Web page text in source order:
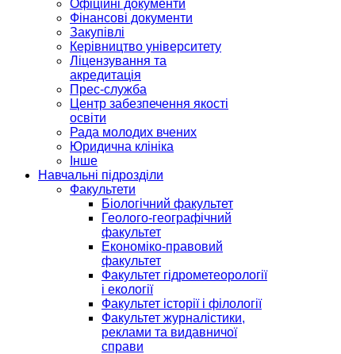
Офіційні документи
Фінансові документи
Закупівлі
Керівництво університету
Ліцензування та
акредитація
Прес-служба
Центр забезпечення якості
освіти
Рада молодих вчених
Юридична клініка
Інше
Навчальні підрозділи
Факультети
Біологічний факультет
Геолого-географічний
факультет
Економіко-правовий
факультет
Факультет гідрометеорології
і екології
Факультет історії і філології
Факультет журналістики,
реклами та видавничої
справи